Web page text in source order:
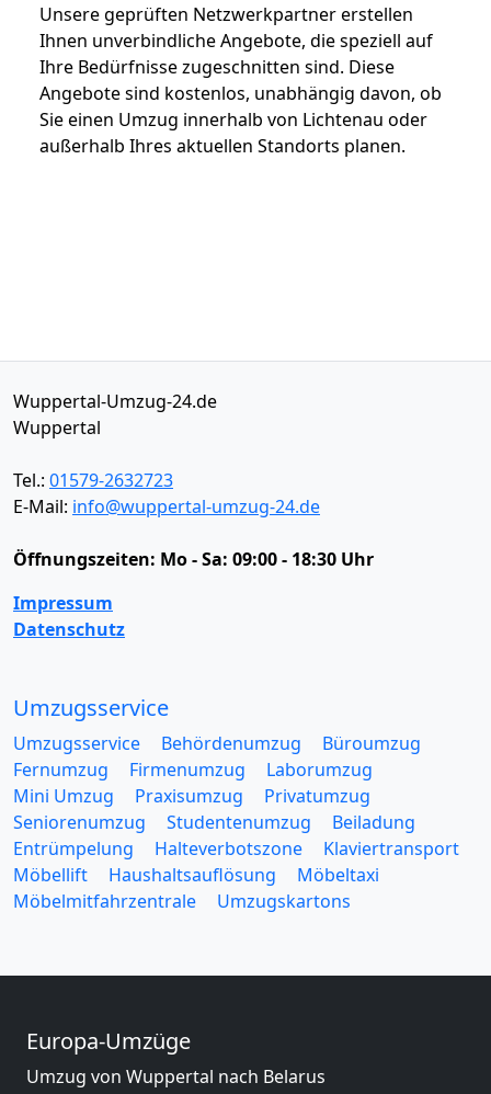
Unsere geprüften Netzwerkpartner erstellen
Ihnen unverbindliche Angebote, die speziell auf
Ihre Bedürfnisse zugeschnitten sind. Diese
Angebote sind kostenlos, unabhängig davon, ob
Sie einen Umzug innerhalb von Lichtenau oder
außerhalb Ihres aktuellen Standorts planen.
Wuppertal-Umzug-24.de
Wuppertal
Tel.: 01579-2632723
E-Mail: info@wuppertal-umzug-24.de
Öffnungszeiten: Mo - Sa: 09:00 - 18:30 Uhr
Impressum
Datenschutz
Umzugsservice
Umzugsservice Behördenumzug
Büroumzug
Fernumzug
Firmenumzug
Laborumzug
Mini Umzug
Praxisumzug
Privatumzug
Seniorenumzug
Studentenumzug
Beiladung
Entrümpelung
Halteverbotszone
Klaviertransport
Möbellift
Haushaltsauflösung
Möbeltaxi
Möbelmitfahrzentrale
Umzugskartons
Europa-Umzüge
Umzug von Wuppertal nach Belarus